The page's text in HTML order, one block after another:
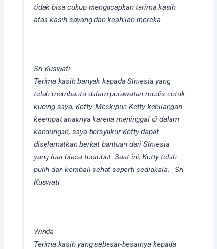
tidak bisa cukup mengucapkan terima kasih
atas kasih sayang dan keahlian mereka.
Sri Kuswati
Terima kasih banyak kepada Sintesia yang
telah membantu dalam perawatan medis untuk
kucing saya, Ketty. Meskipun Ketty kehilangan
keempat anaknya karena meninggal di dalam
kandungan, saya bersyukur Ketty dapat
diselamatkan berkat bantuan dari Sintesia
yang luar biasa tersebut. Saat ini, Ketty telah
pulih dan kembali sehat seperti sediakala. _Sri
Kuswati
Winda
Terima kasih yang sebesar-besarnya kepada